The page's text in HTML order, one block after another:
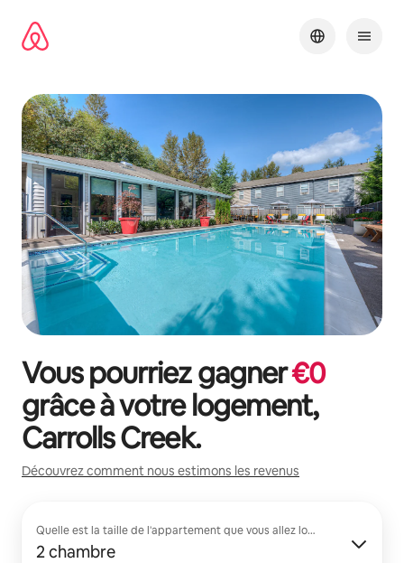
directement
Vous pourriez gagner€0
grâce à votre logement,
Carrolls Creek.
Découvrez comment nous estimons les revenus
Quelle est la taille de l'appartement que vous allez louer ?
2 chambre